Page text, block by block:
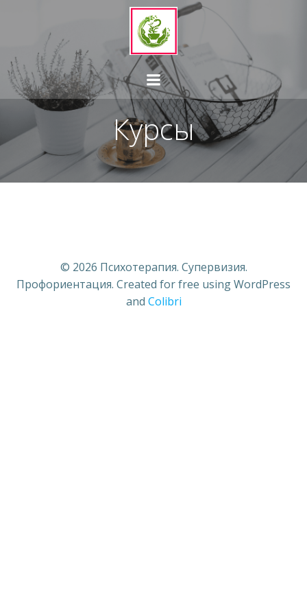
Перейти
к
содержимому
Курсы
© 2026 Психотерапия. Супервизия.
Профориентация. Created for free using WordPress
and Colibri